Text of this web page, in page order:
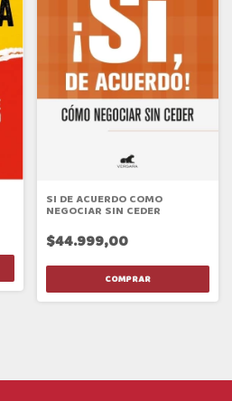
SI DE ACUERDO COMO
NEGOCIAR SIN CEDER
$44.999,00